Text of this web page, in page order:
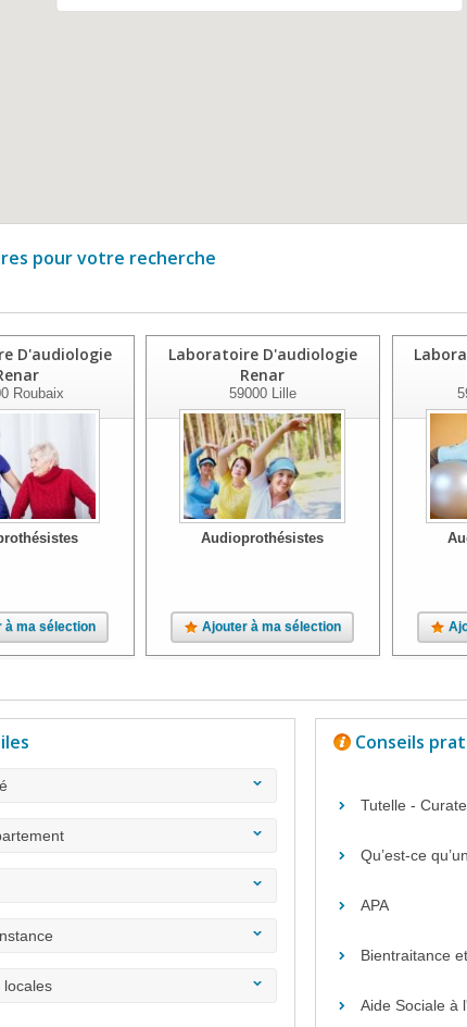
pour votre recherche
D'audiologie
Roubaix
à ma sélection
Laboratoire D'audiologie
Renar
59000Lille
Audioprothésistes
Ajouter à ma sélection
locales
Conseils
Tutelle -
Qu’est-ce
APA
Bientraitance
Aide Sociale à